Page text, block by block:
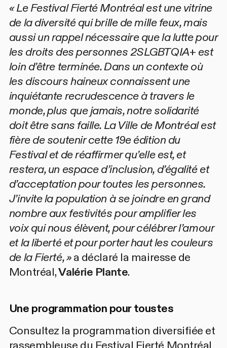
« Le Festival Fierté Montréal est une vitrine
de la diversité qui brille de mille feux, mais
aussi un rappel nécessaire que la lutte pour
les droits des personnes 2SLGBTQIA+ est
loin d’être terminée. Dans un contexte où
les discours haineux connaissent une
inquiétante recrudescence à travers le
monde, plus que jamais, notre solidarité
doit être sans faille. La Ville de Montréal est
fière de soutenir cette 19e édition du
Festival et de réaffirmer qu’elle est, et
restera, un espace d’inclusion, d’égalité et
d’acceptation pour toutes les personnes.
J’invite la population à se joindre en grand
nombre aux festivités pour amplifier les
voix qui nous élèvent, pour célébrer l’amour
et la liberté et pour porter haut les couleurs
de la Fierté, »a déclaré la mairesse de
Montréal,Valérie Plante.
Une programmation pour toustes
Consultez la programmation diversifiée et